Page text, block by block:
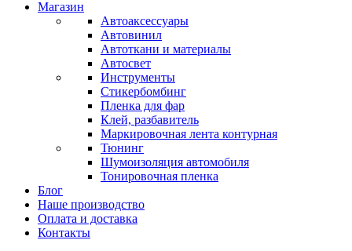
Магазин
Автоаксессуары
Автовинил
Автоткани и материалы
Автосвет
Инструменты
Стикербомбинг
Пленка для фар
Клей, разбавитель
Маркировочная лента контурная
Тюнинг
Шумоизоляция автомобиля
Тонировочная пленка
Блог
Наше производство
Оплата и доставка
Контакты